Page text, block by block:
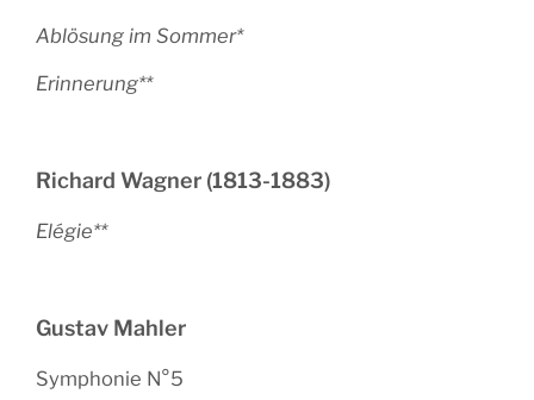
Ablösung im Sommer*
Erinnerung**
Richard Wagner (1813-1883)
Elégie**
Gustav Mahler
Symphonie N°5